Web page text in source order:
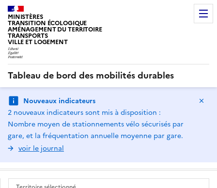
MINISTÈRES
TRANSITION ÉCOLOGIQUE
AMÉNAGEMENT DU TERRITOIRE
TRANSPORTS
VILLE ET LOGEMENT
Tableau de bord des mobilités durables
Nouveaux indicateurs
2 nouveaux indicateurs sont mis à disposition :
Nombre moyen de stationnements vélo sécurisés par
gare, et la fréquentation annuelle moyenne par gare.
voir le journal